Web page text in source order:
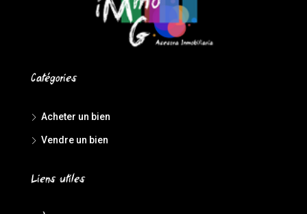
Catégories
Acheter un bien
Vendre un bien
Liens utiles